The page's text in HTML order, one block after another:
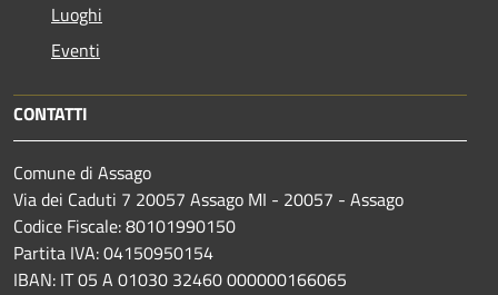
Luoghi
Eventi
CONTATTI
Comune di Assago
Via dei Caduti 7 20057 Assago MI - 20057 - Assago
Codice Fiscale: 80101990150
Partita IVA: 04150950154
IBAN: IT 05 A 01030 32460 000000166065